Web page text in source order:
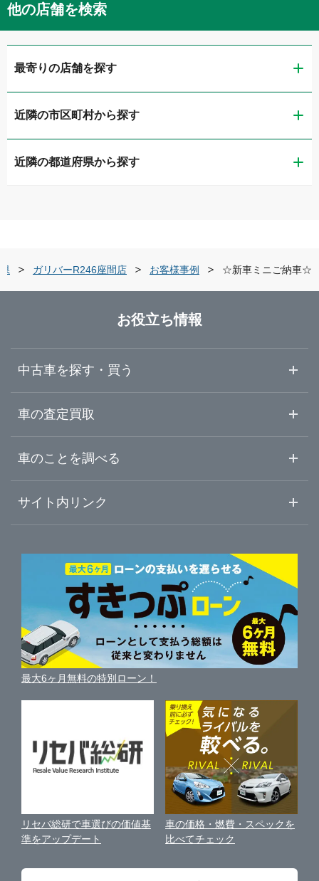
他の店舗を検索
最寄りの店舗を探す
ガリバー第二京浜鶴見店
ガリバー東神奈川店
ガリバー環状4号霧が丘店
ガリバー環状4号大船店
ガリバー港北中央店
ガリバー武蔵小杉店
ガリバー16号相模原橋本店
ガリバー16号相模大野店
ガリバー16号横須賀中央店
ガリバー平塚店
近隣の市区町村から探す
横浜市鶴見区
横浜市栄区
横浜市都筑区
川崎市中原区
相模原市緑区
相模原市中央区
相模原市南区
横須賀市
平塚市
近隣の都道府県から探す
千葉県
東京都
神奈川県
ガリバーR246座間店 お客様事例 ☆新車ミニご納車☆
お役立ち情報
中古車を探す・買う
中古車情報・中古車検索
初めての中古車購入ガイド
中古車人気ランキング
自動車ローンを調べる
ガリバーの自動車ローン
車買い替えの基礎知識
近くのお店で車を探す
車の査定買取
車査定・車買取ならガリバー
ガリバーの査定が選ばれる理由
車を売る時よくある質問
便利な査定サービス
中古車買取相場（毎月更新）
車の個人売買ガイド
車のことを調べる
車初心者まとめ
新車・中古車カタログ
車の燃費を調べる
車種別クチコミ
車比較サイト
サイト内リンク
サイトマップ
サイトの使用条件
利用規約
保険代理店業務に関する基本方針
古物営業法に基づく表示
お客様の声
会社案内
最大6ヶ月無料の特別ローン！
リセバ総研で車選びの価値基
準をアップデート
車の価格・燃費・スペックを
比べてチェック